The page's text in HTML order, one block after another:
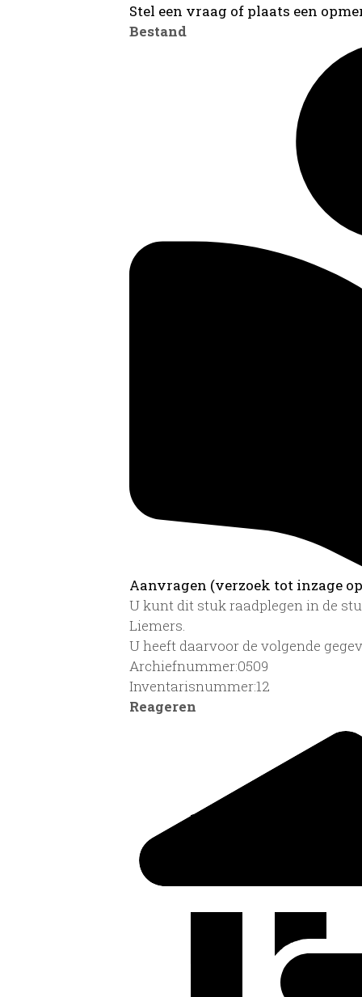
Stel een vraag of plaats een
Bestand
Aanvragen (verzoek tot inzage
U kunt dit stuk raadplegen in de
Liemers.
U heeft daarvoor de volgende
Archiefnummer:0509
Inventarisnummer:12
Reageren